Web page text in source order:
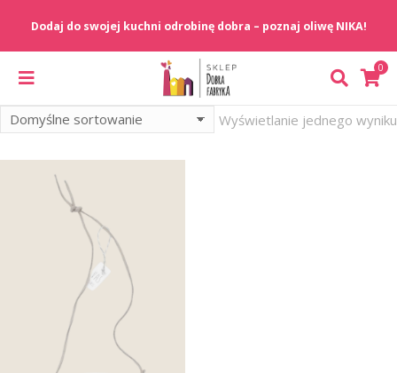
Wyświetlanie jednego wyniku